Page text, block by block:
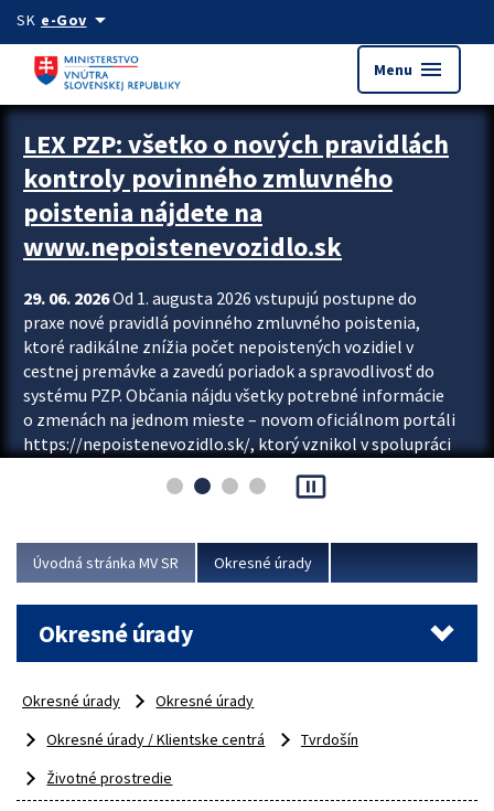
Preskocit na hlavný obsah
SK e-Govarrow_drop_down
Menu menu
Zastavit automatický posun upútavok
LEX PZP: všetko o nových pravidlách
kontroly povinného zmluvného
poistenia nájdete na
www.nepoistenevozidlo.sk
29. 06. 2026Od 1. augusta 2026 vstupujú postupne do
praxe nové pravidlá povinného zmluvného poistenia,
ktoré radikálne znížia počet nepoistených vozidiel v
cestnej premávke a zavedú poriadok a spravodlivosť do
systému PZP. Občania nájdu všetky potrebné informácie
o zmenách na jednom mieste – novom oficiálnom portáli
https://nepoistenevozidlo.sk/, ktorý vznikol v spolupráci
asociácie poisťovní (SLASPO) a Ministerstva vnútra SR.
Viac
pause_presentation
Úvodná stránka MV SR Okresné úrady
Okresné úrady
Okresné úrady
Okresné úrady
Okresné úrady / Klientske centrá
Tvrdošín
Životné prostredie